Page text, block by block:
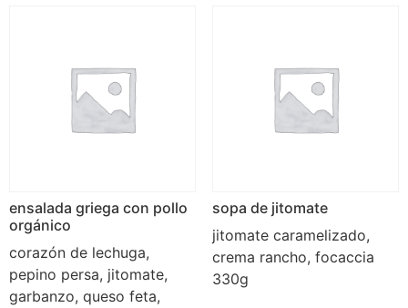
ensalada griega con pollo
orgánico
corazón de lechuga,
pepino persa, jitomate,
garbanzo, queso feta,
sopa de jitomate
jitomate caramelizado,
crema rancho, focaccia
330g